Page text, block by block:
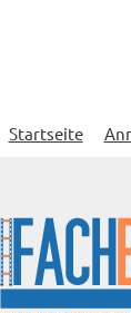
Startseite